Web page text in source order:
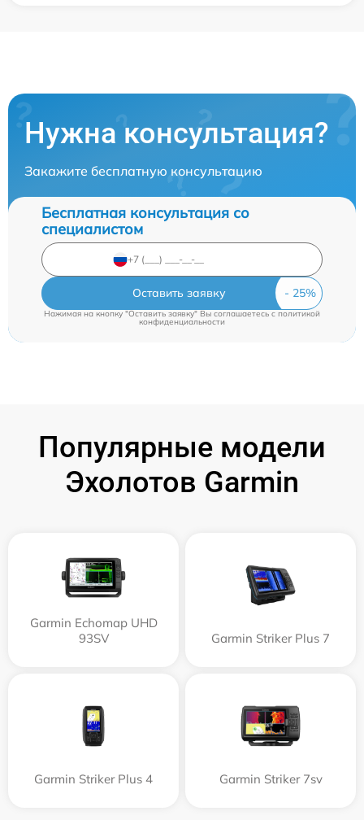
Нужна консультация?
Закажите бесплатную консультацию
Бесплатная консультация со
специалистом
Оставить заявку
Нажимая на кнопку "Оставить заявку" Вы соглашаетесь cполитикой
конфиденциальности
Популярные модели
Эхолотов Garmin
Garmin Echomap UHD
93SV
Garmin Striker Plus 7
Garmin Striker Plus 4 Garmin Striker 7sv